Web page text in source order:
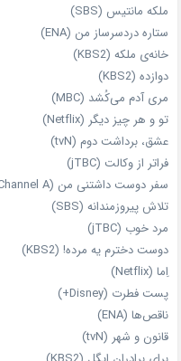
ملکه‌ مانتیس (SBS)
ستاره دردسرساز من (ENA)
خانه‌ی ملکه (KBS2)
دوازده (KBS2)
مری آدم می‌کُشد (MBC)
تو و هر چیز دیگر (Netflix)
عشق، برداشت دوم (tvN)
فراتر از وکالت (jTBC)
سفر دوست‌ داشتنی من (Channel A)
تلاش پیروزمندانه (SBS)
مرد خوب (jTBC)
دوست دخترم یه مرده! (KBS2)
اِما (Netflix)
پست فطرت (Disney+)
ناقص‌ها (ENA)
قانون و شهر (tvN)